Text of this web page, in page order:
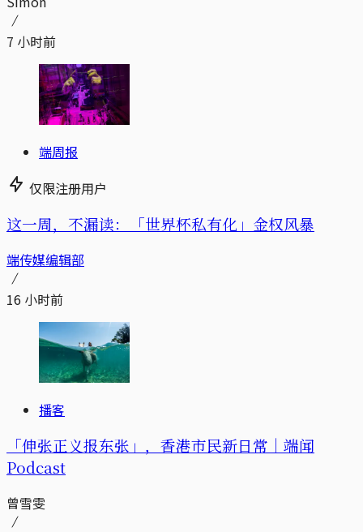
7 小时前
端周报
仅限注册用户
这一周，不漏读：「世界杯私有化」金权风暴
端传媒编辑部
16 小时前
播客
「伸张正义报东张」，香港市民新日常｜端闻
Podcast
曾雪雯